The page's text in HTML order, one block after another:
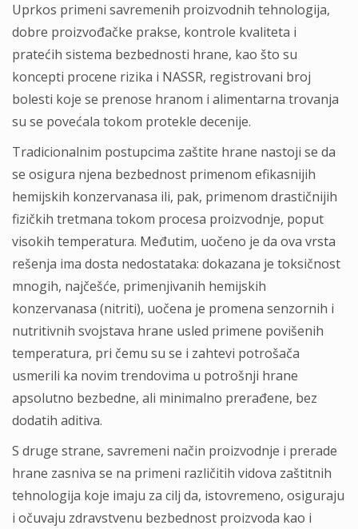
Uprkos primeni savremenih proizvodnih tehnologija,
dobre proizvođačke prakse, kontrole kvaliteta i
pratećih sistema bezbednosti hrane, kao što su
koncepti procene rizika i NASSR, registrovani broj
bolesti koje se prenose hranom i alimentarna trovanja
su se povećala tokom protekle decenije.
Tradicionalnim postupcima zaštite hrane nastoji se da
se osigura njena bezbednost primenom efikasnijih
hemijskih konzervanasa ili, pak, primenom drastičnijih
fizičkih tretmana tokom procesa proizvodnje, poput
visokih temperatura. Međutim, uočeno je da ova vrsta
rešenja ima dosta nedostataka: dokazana je toksičnost
mnogih, najčešće, primenjivanih hemijskih
konzervanasa (nitriti), uočena je promena senzornih i
nutritivnih svojstava hrane usled primene povišenih
temperatura, pri čemu su se i zahtevi potrošača
usmerili ka novim trendovima u potrošnji hrane
apsolutno bezbedne, ali minimalno prerađene, bez
dodatih aditiva.
S druge strane, savremeni način proizvodnje i prerade
hrane zasniva se na primeni različitih vidova zaštitnih
tehnologija koje imaju za cilj da, istovremeno, osiguraju
i očuvaju zdravstvenu bezbednost proizvoda kao i